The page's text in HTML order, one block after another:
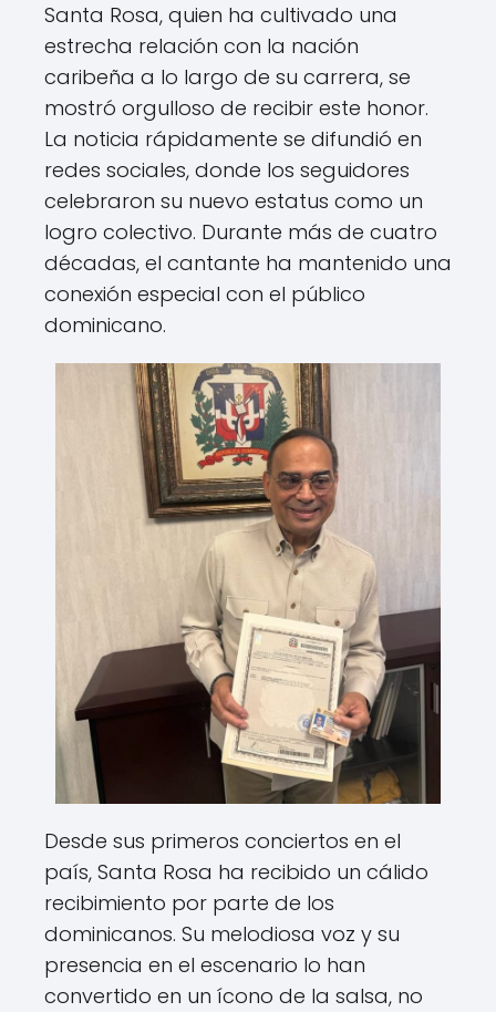
Santa Rosa, quien ha cultivado una
estrecha relación con la nación
caribeña a lo largo de su carrera, se
mostró orgulloso de recibir este honor.
La noticia rápidamente se difundió en
redes sociales, donde los seguidores
celebraron su nuevo estatus como un
logro colectivo. Durante más de cuatro
décadas, el cantante ha mantenido una
conexión especial con el público
dominicano.
Desde sus primeros conciertos en el
país, Santa Rosa ha recibido un cálido
recibimiento por parte de los
dominicanos. Su melodiosa voz y su
presencia en el escenario lo han
convertido en un ícono de la salsa, no